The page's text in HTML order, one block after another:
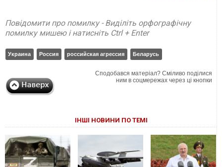
Повідомити про помилку - Виділіть орфографічну
помилку мишею і натисніть Ctrl + Enter
Украина Россия российская агрессия Беларусь
Сподобався матеріал? Сміливо поділися
ним в соцмережах через ці кнопки
ІНШІ НОВИНИ ПО ТЕМІ